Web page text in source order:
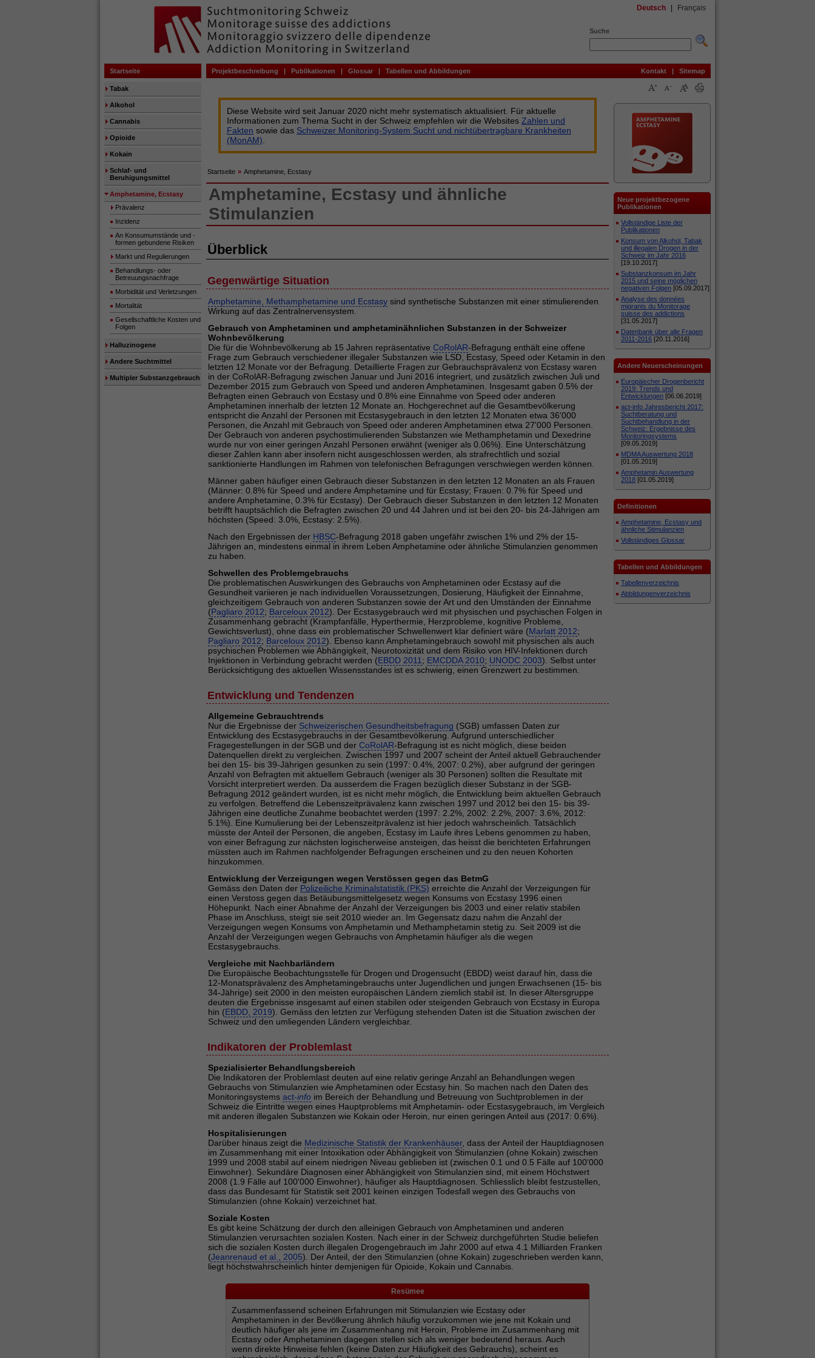
Deutsch Français
Suche
Startseite Kontakt | Sitemap
Projektbeschreibung | Publikationen | Glossar | Tabellen und Abbildungen
Tabak
Alkohol
Cannabis
Opioide
Kokain
Schlaf- und
Beruhigungsmittel
Amphetamine, Ecstasy
Prävalenz
Inzidenz
An Konsumumstände und -
formen gebundene Risiken
Markt und Regulierungen
Behandlungs- oder
Betreuungsnachfrage
Morbidität und Verletzungen
Mortalität
Gesellschaftliche Kosten und
Folgen
Halluzinogene
Andere Suchtmittel
Multipler Substanzgebrauch
Diese Website wird seit Januar 2020 nicht mehr systematisch aktualisiert. Für aktuelle
Informationen zum Thema Sucht in der Schweiz empfehlen wir die Websites Zahlen und
Fakten sowie das Schweizer Monitoring-System Sucht und nichtübertragbare Krankheiten
(MonAM)
Startseite » Amphetamine, Ecstasy
Amphetamine, Ecstasy und ähnliche
Stimulanzien
Überblick
Gegenwärtige Situation
Amphetamine, Methamphetamine und Ecstasy sind synthetische Substanzen mit einer stimulierenden
Wirkung auf das Zentralnervensystem.
Gebrauch von Amphetaminen und amphetaminähnlichen Substanzen in der Schweizer
Wohnbevölkerung
Die für die Wohnbevölkerung ab 15 Jahren repräsentative CoRolAR-Befragung enthält eine offene
Frage zum Gebrauch verschiedener illegaler Substanzen wie LSD, Ecstasy, Speed oder Ketamin in den
letzten 12 Monate vor der Befragung. Detaillierte Fragen zur Gebrauchsprävalenz von Ecstasy waren
in der CoRolAR-Befragung zwischen Januar und Juni 2016 integriert, und zusätzlich zwischen Juli und
Dezember 2015 zum Gebrauch von Speed und anderen Amphetaminen. Insgesamt gaben 0.5% der
Befragten einen Gebrauch von Ecstasy und 0.8% eine Einnahme von Speed oder anderen
Amphetaminen innerhalb der letzten 12 Monate an. Hochgerechnet auf die Gesamtbevölkerung
entspricht die Anzahl der Personen mit Ecstasygebrauch in den letzten 12 Monaten etwa 36'000
Personen, die Anzahl mit Gebrauch von Speed oder anderen Amphetaminen etwa 27'000 Personen.
Der Gebrauch von anderen psychostimulierenden Substanzen wie Methamphetamin und Dexedrine
wurde nur von einer geringen Anzahl Personen erwähnt (weniger als 0.06%). Eine Unterschätzung
dieser Zahlen kann aber insofern nicht ausgeschlossen werden, als strafrechtlich und sozial
sanktionierte Handlungen im Rahmen von telefonischen Befragungen verschwiegen werden können.
Männer gaben häufiger einen Gebrauch dieser Substanzen in den letzten 12 Monaten an als Frauen
(Männer: 0.8% für Speed und andere Amphetamine und für Ecstasy; Frauen: 0.7% für Speed und
andere Amphetamine, 0.3% für Ecstasy). Der Gebrauch dieser Substanzen in den letzten 12 Monaten
betrifft hauptsächlich die Befragten zwischen 20 und 44 Jahren und ist bei den 20- bis 24-Jährigen am
höchsten (Speed: 3.0%, Ecstasy: 2.5%).
Nach den Ergebnissen der HBSC-Befragung 2018 gaben ungefähr zwischen 1% und 2% der 15-
Jährigen an, mindestens einmal in ihrem Leben Amphetamine oder ähnliche Stimulanzien genommen
zu haben.
Schwellen des Problemgebrauchs
Die problematischen Auswirkungen des Gebrauchs von Amphetaminen oder Ecstasy auf die
Gesundheit variieren je nach individuellen Voraussetzungen, Dosierung, Häufigkeit der Einnahme,
gleichzeitigem Gebrauch von anderen Substanzen sowie der Art und den Umständen der Einnahme
(Pagliaro 2012; Barceloux 2012). Der Ecstasygebrauch wird mit physischen und psychischen Folgen in
Zusammenhang gebracht (Krampfanfälle, Hyperthermie, Herzprobleme, kognitive Probleme,
Gewichtsverlust), ohne dass ein problematischer Schwellenwert klar definiert wäre (Marlatt 2012;
Pagliaro 2012; Barceloux 2012). Ebenso kann Amphetamingebrauch sowohl mit physischen als auch
psychischen Problemen wie Abhängigkeit, Neurotoxizität und dem Risiko von HIV-Infektionen durch
Injektionen in Verbindung gebracht werden (EBDD 2011 ; EMCDDA 2010; UNODC 2003). Selbst unter
Berücksichtigung des aktuellen Wissensstandes ist es schwierig, einen Grenzwert zu bestimmen.
Entwicklung und Tendenzen
Allgemeine Gebrauchtrends
Nur die Ergebnisse der Schweizerischen Gesundheitsbefragung (SGB) umfassen Daten zur
Entwicklung des Ecstasygebrauchs in der Gesamtbevölkerung. Aufgrund unterschiedlicher
Fragegestellungen in der SGB und der CoRolAR-Befragung ist es nicht möglich, diese beiden
Datenquellen direkt zu vergleichen. Zwischen 1997 und 2007 scheint der Anteil aktuell Gebrauchender
bei den 15- bis 39-Jährigen gesunken zu sein (1997: 0.4%, 2007: 0.2%), aber aufgrund der geringen
Anzahl von Befragten mit aktuellem Gebrauch (weniger als 30 Personen) sollten die Resultate mit
Vorsicht interpretiert werden. Da ausserdem die Fragen bezüglich dieser Substanz in der SGB-
Befragung 2012 geändert wurden, ist es nicht mehr möglich, die Entwicklung beim aktuellen Gebrauch
zu verfolgen. Betreffend die Lebenszeitprävalenz kann zwischen 1997 und 2012 bei den 15- bis 39-
Jährigen eine deutliche Zunahme beobachtet werden (1997: 2.2%, 2002: 2.2%, 2007: 3.6%, 2012:
5.1%). Eine Kumulierung bei der Lebenszeitprävalenz ist hier jedoch wahrscheinlich. Tatsächlich
müsste der Anteil der Personen, die angeben, Ecstasy im Laufe ihres Lebens genommen zu haben,
von einer Befragung zur nächsten logischerweise ansteigen, das heisst die berichteten Erfahrungen
müssten auch im Rahmen nachfolgender Befragungen erscheinen und zu den neuen Kohorten
hinzukommen.
Entwicklung der Verzeigungen wegen Verstössen gegen das BetmG
Gemäss den Daten der Polizeiliche Kriminalstatistik (PKS) erreichte die Anzahl der Verzeigungen für
einen Verstoss gegen das Betäubungsmittelgesetz wegen Konsums von Ecstasy 1996 einen
Höhepunkt. Nach einer Abnahme der Anzahl der Verzeigungen bis 2003 und einer relativ stabilen
Phase im Anschluss, steigt sie seit 2010 wieder an. Im Gegensatz dazu nahm die Anzahl der
Verzeigungen wegen Konsums von Amphetamin und Methamphetamin stetig zu. Seit 2009 ist die
Anzahl der Verzeigungen wegen Gebrauchs von Amphetamin häufiger als die wegen
Ecstasygebrauchs.
Vergleiche mit Nachbarländern
Die Europäische Beobachtungsstelle für Drogen und Drogensucht (EBDD) weist darauf hin, dass die
12-Monatsprävalenz des Amphetamingebrauchs unter Jugendlichen und jungen Erwachsenen (15- bis
34-Jährige) seit 2000 in den meisten europäischen Ländern ziemlich stabil ist. In dieser Altersgruppe
deuten die Ergebnisse insgesamt auf einen stabilen oder steigenden Gebrauch von Ecstasy in Europa
hin (EBDD, 2019). Gemäss den letzten zur Verfügung stehenden Daten ist die Situation zwischen der
Schweiz und den umliegenden Ländern vergleichbar.
Indikatoren der Problemlast
Spezialisierter Behandlungsbereich
Die Indikatoren der Problemlast deuten auf eine relativ geringe Anzahl an Behandlungen wegen
Gebrauchs von Stimulanzien wie Amphetaminen oder Ecstasy hin. So machen nach den Daten des
Monitoringsystems act-info im Bereich der Behandlung und Betreuung von Suchtproblemen in der
Schweiz die Eintritte wegen eines Hauptproblems mit Amphetamin- oder Ecstasygebrauch, im Vergleich
mit anderen illegalen Substanzen wie Kokain oder Heroin, nur einen geringen Anteil aus (2017: 0.6%).
Hospitalisierungen
Darüber hinaus zeigt die Medizinische Statistik der Krankenhäuser, dass der Anteil der Hauptdiagnosen
im Zusammenhang mit einer Intoxikation oder Abhängigkeit von Stimulanzien (ohne Kokain) zwischen
1999 und 2008 stabil auf einem niedrigen Niveau geblieben ist (zwischen 0.1 und 0.5 Fälle auf 100'000
Einwohner). Sekundäre Diagnosen einer Abhängigkeit von Stimulanzien sind, mit einem Höchstwert
2008 (1.9 Fälle auf 100'000 Einwohner), häufiger als Hauptdiagnosen. Schliesslich bleibt festzustellen,
dass das Bundesamt für Statistik seit 2001 keinen einzigen Todesfall wegen des Gebrauchs von
Stimulanzien (ohne Kokain) verzeichnet hat.
Soziale Kosten
Es gibt keine Schätzung der durch den alleinigen Gebrauch von Amphetaminen und anderen
Stimulanzien verursachten sozialen Kosten. Nach einer in der Schweiz durchgeführten Studie beliefen
sich die sozialen Kosten durch illegalen Drogengebrauch im Jahr 2000 auf etwa 4.1 Milliarden Franken
(Jeanrenaud et al., 2005). Der Anteil, der den Stimulanzien (ohne Kokain) zugeschrieben werden kann,
liegt höchstwahrscheinlich hinter demjenigen für Opioide, Kokain und Cannabis.
Resümee
Zusammenfassend scheinen Erfahrungen mit Stimulanzien wie Ecstasy oder
Amphetaminen in der Bevölkerung ähnlich häufig vorzukommen wie jene mit Kokain und
deutlich häufiger als jene im Zusammenhang mit Heroin, Probleme im Zusammenhang mit
Ecstasy oder Amphetaminen dagegen stellen sich als weniger bedeutend heraus. Auch
wenn direkte Hinweise fehlen (keine Daten zur Häufigkeit des Gebrauchs), scheint es
Neue projektbezogene
Publikationen
Vollständige Liste der
Publikationen
Konsum von Alkohol, Tabak
und illegalen Drogen in der
Schweiz im Jahr 2016
[19.10.2017]
Substanzkonsum im Jahr
2015 und seine möglichen
negativen Folgen [05.09.2017]
Analyse des données
migrants du Monitorage
suisse des addictions
[31.05.2017]
Datenbank über alle Fragen
2011-2016 [20.11.2016]
Andere Neuerscheinungen
Europäischer Drogenbericht
2019: Trends und
Entwicklungen [06.06.2019]
act-info Jahresbericht 2017:
Suchtberatung und
Suchtbehandlung in der
Schweiz: Ergebnisse des
Monitoringsystems
[09.05.2019]
MDMA Auswertung 2018
[01.05.2019]
Amphetamin Auswertung
2018 [01.05.2019]
Definitionen
Amphetamine, Ecstasy und
ähnliche Stimulanzien
Vollständiges Glossar
Tabellen und Abbildungen
Tabellenverzeichnis
Abbildungenverzeichnis